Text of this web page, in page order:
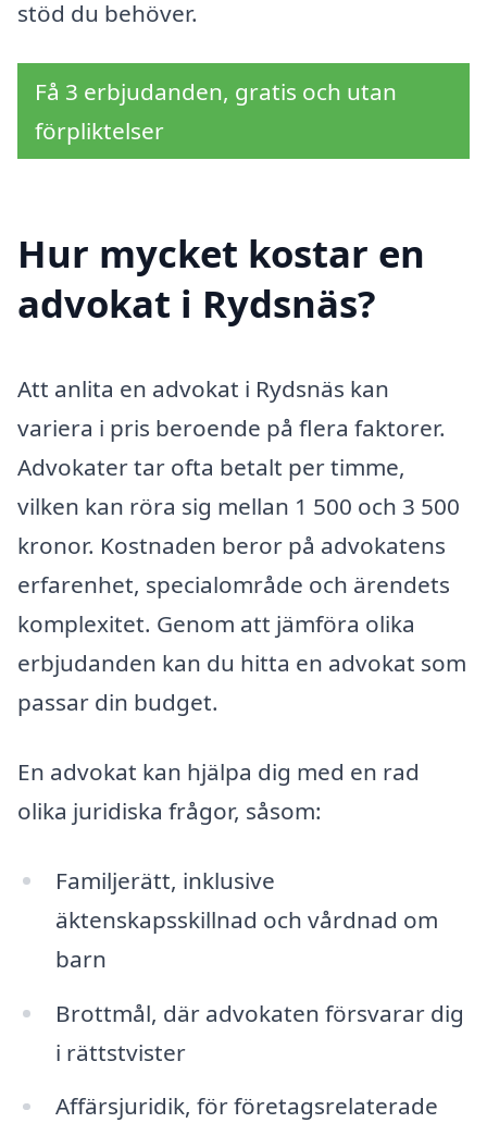
stöd du behöver.
Få 3 erbjudanden, gratis och utan
förpliktelser
Hur mycket kostar en
advokat i Rydsnäs?
Att anlita en advokat i Rydsnäs kan
variera i pris beroende på flera faktorer.
Advokater tar ofta betalt per timme,
vilken kan röra sig mellan 1 500 och 3 500
kronor. Kostnaden beror på advokatens
erfarenhet, specialområde och ärendets
komplexitet. Genom att jämföra olika
erbjudanden kan du hitta en advokat som
passar din budget.
En advokat kan hjälpa dig med en rad
olika juridiska frågor, såsom:
Familjerätt, inklusive
äktenskapsskillnad och vårdnad om
barn
Brottmål, där advokaten försvarar dig
i rättstvister
Affärsjuridik, för företagsrelaterade